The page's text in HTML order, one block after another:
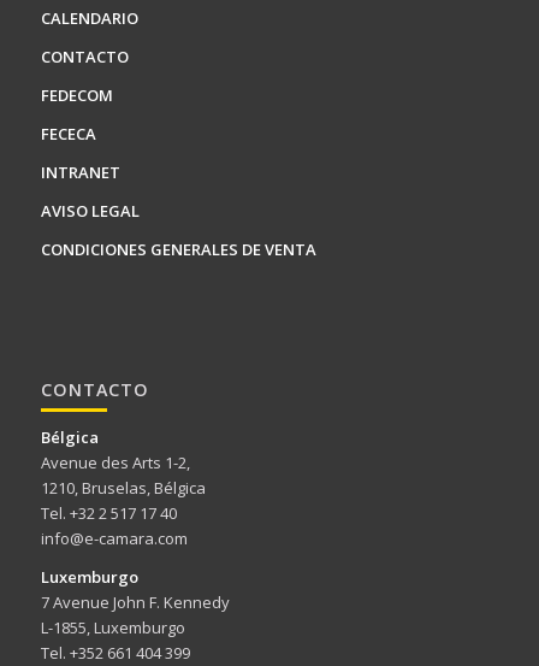
CALENDARIO
CONTACTO
FEDECOM
FECECA
INTRANET
AVISO LEGAL
CONDICIONES GENERALES DE VENTA
CONTACTO
Bélgica
Avenue des Arts 1-2,
1210, Bruselas, Bélgica
Tel. +32 2 517 17 40
info@e-camara.com
Luxemburgo
7 Avenue John F. Kennedy
L-1855, Luxemburgo
Tel. +352 661 404 399